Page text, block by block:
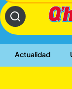
Actualidad